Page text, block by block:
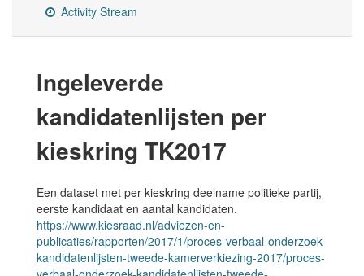
Activity Stream
Ingeleverde
kandidatenlijsten per
kieskring TK2017
Een dataset met per kieskring deelname politieke partij,
eerste kandidaat en aantal kandidaten.
https://www.kiesraad.nl/adviezen-en-
publicaties/rapporten/2017/1/proces-verbaal-onderzoek-
kandidatenlijsten-tweede-kamerverkiezing-2017/proces-